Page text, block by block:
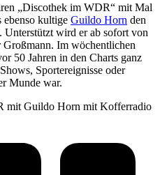
„Discothek im WDR“ mit Mal
ebenso kultige Guildo Horn den
Unterstützt wird er ab sofort von
Im wöchentlichen
50 Jahren in den Charts ganz
Sportereignisse oder
Munde war.